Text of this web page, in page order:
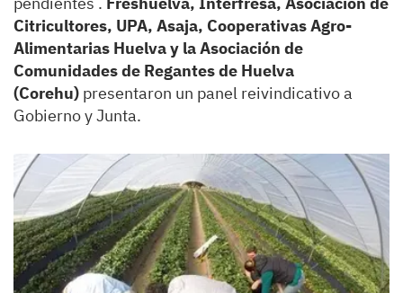
Citricultores, UPA, Asaja, Cooperativas Agro-
Alimentarias Huelva y la Asociación de
Comunidades de Regantes de Huelva
(Corehu) presentaron un panel reivindicativo a
Gobierno y Junta.